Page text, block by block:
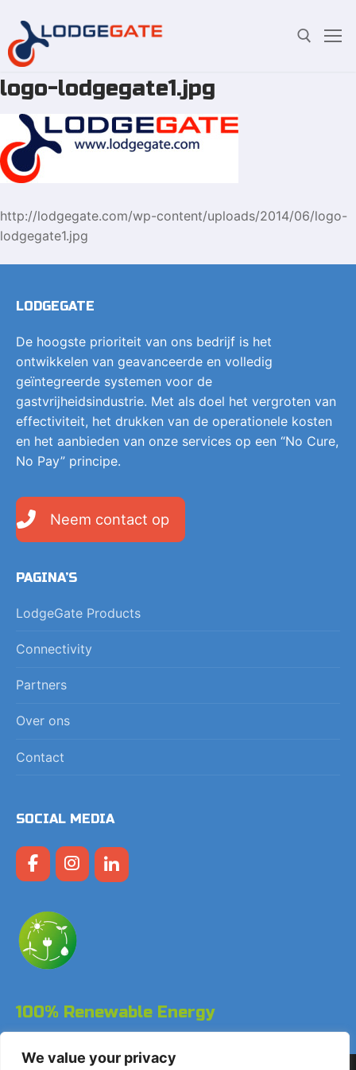
We value your privacy
Overslaan
naar
inhoud
Zoeken:
logo-lodgegate1.jpg
http://lodgegate.com/wp-content/uploads/2014/06/logo-
lodgegate1.jpg
LODGEGATE
De hoogste prioriteit van ons bedrijf is het
ontwikkelen van geavanceerde en volledig
geïntegreerde systemen voor de
gastvrijheidsindustrie. Met als doel het vergroten van
effectiviteit, het drukken van de operationele kosten
en het aanbieden van onze services op een “No Cure,
No Pay” principe.
Neem contact op
PAGINA’S
LodgeGate Products
Connectivity
Partners
Over ons
Contact
SOCIAL MEDIA
100% Renewable Energy